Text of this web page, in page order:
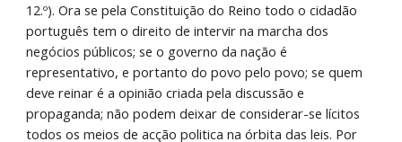
12.º). Ora se pela Constituição do Reino todo o cidadão
português tem o direito de intervir na marcha dos
negócios públicos; se o governo da nação é
representativo, e portanto do povo pelo povo; se quem
deve reinar é a opinião criada pela discussão e
propaganda; não podem deixar de considerar-se lícitos
todos os meios de acção politica na órbita das leis. Por